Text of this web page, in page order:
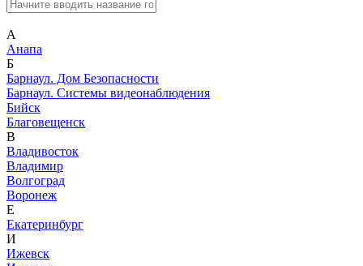
А
Анапа
Б
Барнаул. Дом Безопасности
Барнаул. Системы видеонаблюдения
Бийск
Благовещенск
В
Владивосток
Владимир
Волгоград
Воронеж
Е
Екатеринбург
И
Ижевск